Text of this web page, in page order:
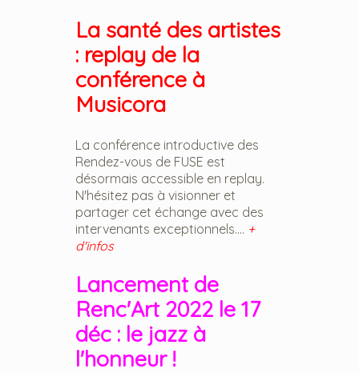
La santé des artistes
: replay de la
conférence à
Musicora
La conférence introductive des
Rendez-vous de FUSE est
désormais accessible en replay.
N'hésitez pas à visionner et
partager cet échange avec des
intervenants exceptionnels.... +
d'infos
Lancement de
Renc'Art 2022 le 17
déc : le jazz à
l'honneur !